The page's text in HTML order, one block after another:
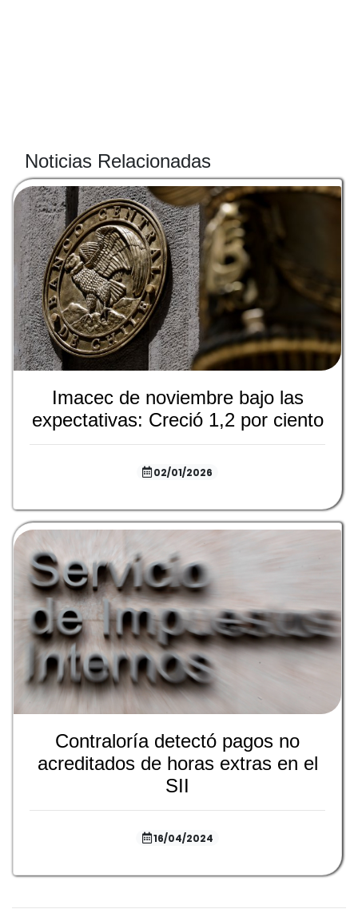
Noticias Relacionadas
Imacec de noviembre bajo las
expectativas: Creció 1,2 por ciento
02/01/2026
Contraloría detectó pagos no
acreditados de horas extras en el
SII
16/04/2024